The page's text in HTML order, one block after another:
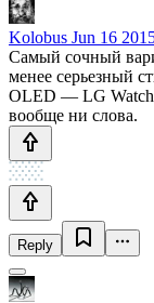
Kolobus Jun 16
Самый сочный
менее серьезный
OLED — LG Watch
вообще ни слова.
Reply